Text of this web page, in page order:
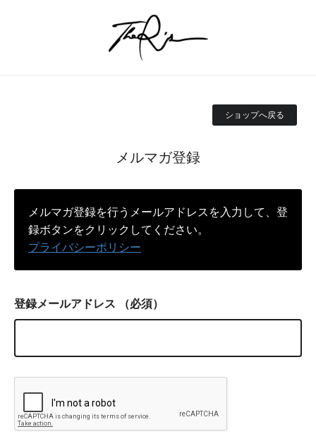
ショップへ戻る
メルマガ登録
メルマガ登録を行うメールアドレスを入力して、登
録ボタンをクリックしてください。
プライバシーポリシー
登録メールアドレス （必須）